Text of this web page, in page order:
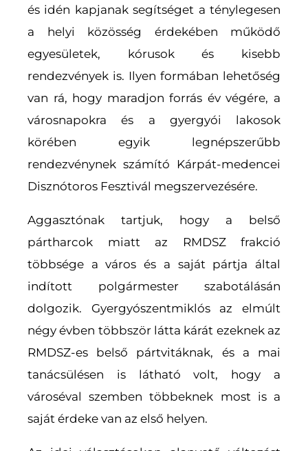
és idén kapjanak segítséget a ténylegesen
a helyi közösség érdekében működő
egyesületek, kórusok és kisebb
rendezvények is. Ilyen formában lehetőség
van rá, hogy maradjon forrás év végére, a
városnapokra és a gyergyói lakosok
körében egyik legnépszerűbb
rendezvénynek számító Kárpát-medencei
Disznótoros Fesztivál megszervezésére.
Aggasztónak tartjuk, hogy a belső
pártharcok miatt az RMDSZ frakció
többsége a város és a saját pártja által
indított polgármester szabotálásán
dolgozik. Gyergyószentmiklós az elmúlt
négy évben többször látta kárát ezeknek az
RMDSZ-es belső pártvitáknak, és a mai
tanácsülésen is látható volt, hogy a
városéval szemben többeknek most is a
saját érdeke van az első helyen.